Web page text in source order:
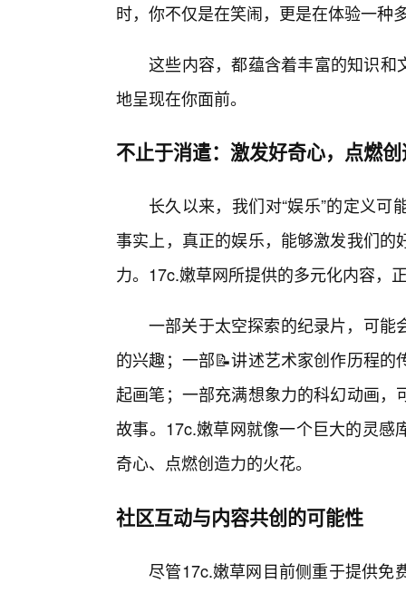
时，你不仅是在笑闹，更是在体验一种
这些内容，都蕴含着丰富的知识
地呈现在你面前。
不止于消遣：激发好奇心，点燃
长久以来，我们对“娱乐”的定义
事实上，真正的娱乐，能够激发我们
力。17c.嫩草网所提供的多元化内容，
一部关于太空探索的纪录片，可能
的兴趣；一部📝讲述艺术家创作历程
起画笔；一部充满想象力的科幻动画
故事。17c.嫩草网就像一个巨大的灵感
奇心、点燃创造力的火花。
社区互动与内容共创的可能性
尽管17c.嫩草网目前侧重于提供免